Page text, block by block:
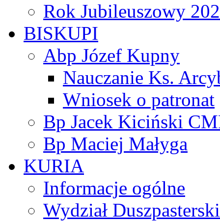
Rok Jubileuszowy
BISKUPI
Abp Józef Kupny
Nauczanie Ks.
Wniosek o patronat
Bp Jacek Kiciński
Bp Maciej Małyga
KURIA
Informacje ogólne
Wydział Duszpasterski